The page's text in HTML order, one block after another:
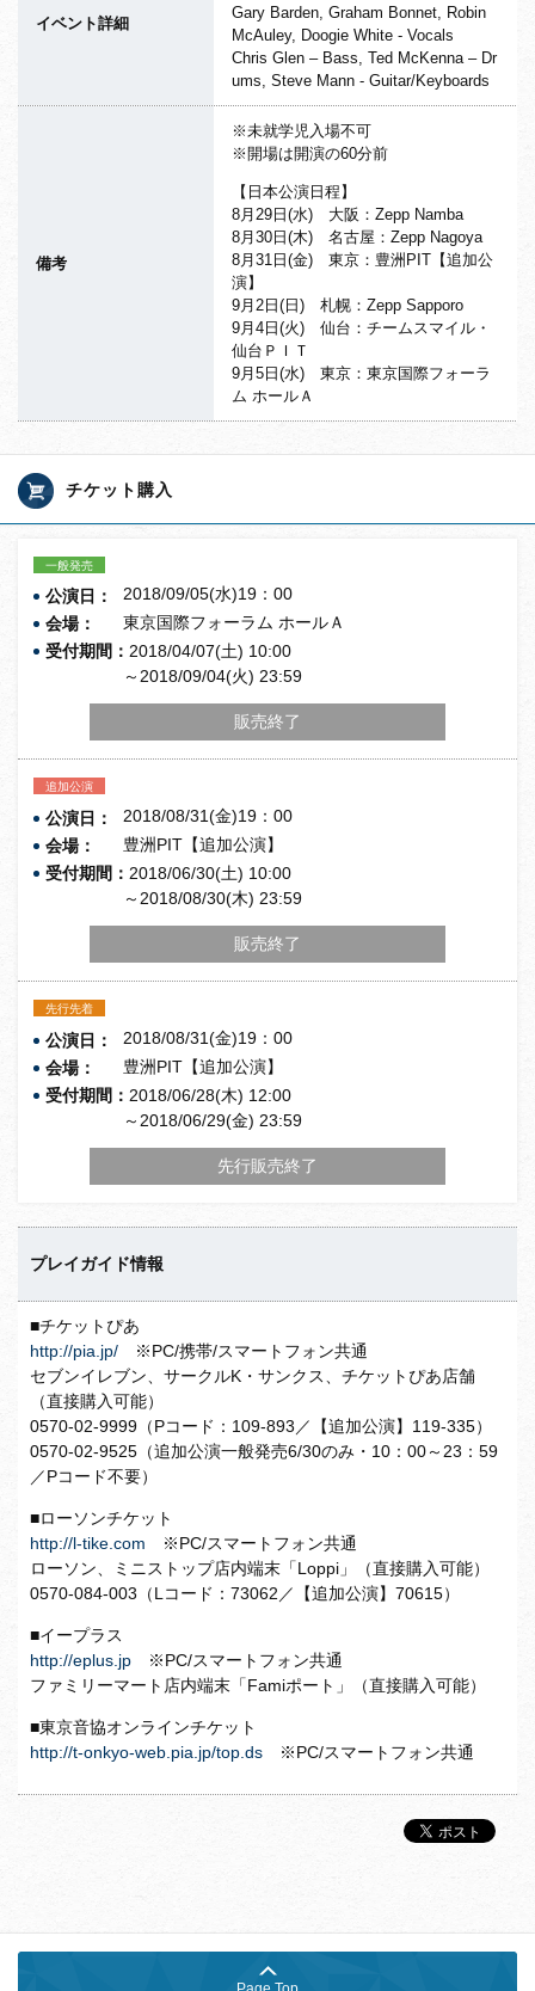
イベント詳細
Gary Barden, Graham Bonnet, Robin
McAuley, Doogie White - Vocals
Chris Glen – Bass, Ted McKenna – Dr
ums, Steve Mann - Guitar/Keyboards
備考
※未就学児入場不可
※開場は開演の60分前
【日本公演日程】
8月29日(水) 大阪：Zepp Namba
8月30日(木) 名古屋：Zepp Nagoya
8月31日(金) 東京：豊洲PIT【追加公
演】
9月2日(日) 札幌：Zepp Sapporo
9月4日(火) 仙台：チームスマイル・
仙台ＰＩＴ
9月5日(水) 東京：東京国際フォーラ
ム ホールＡ
チケット購入
一般発売
公演日：
2018/09/05(水)19：00
会場：
東京国際フォーラム ホールＡ
受付期間： 2018/04/07(土) 10:00
～2018/09/04(火) 23:59
販売終了
追加公演
公演日：
2018/08/31(金)19：00
会場：
豊洲PIT【追加公演】
受付期間： 2018/06/30(土) 10:00
～2018/08/30(木) 23:59
販売終了
先行先着
公演日：
2018/08/31(金)19：00
会場：
豊洲PIT【追加公演】
受付期間： 2018/06/28(木) 12:00
～2018/06/29(金) 23:59
先行販売終了
プレイガイド情報
■チケットぴあ
http://pia.jp/ ※PC/携帯/スマートフォン共通
セブンイレブン、サークルK・サンクス、チケットぴあ店舗
（直接購入可能）
0570-02-9999（Pコード：109-893／【追加公演】119-335）
0570-02-9525（追加公演一般発売6/30のみ・10：00～23：59
／Pコード不要）
■ローソンチケット
http://l-tike.com ※PC/スマートフォン共通
ローソン、ミニストップ店内端末「Loppi」（直接購入可能）
0570-084-003（Lコード：73062／【追加公演】70615）
■イープラス
http://eplus.jp ※PC/スマートフォン共通
ファミリーマート店内端末「Famiポート」（直接購入可能）
■東京音協オンラインチケット
http://t-onkyo-web.pia.jp/top.ds ※PC/スマートフォン共通